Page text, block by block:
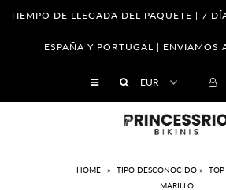
TIEMPO DE LLEGADA DEL PAQUETE | 7
ESPAÑA Y PORTUGAL | ENVIAMOS
HOME » TIPO DESCONOCIDO »
TOP
MARILLO
Venta al por mayor